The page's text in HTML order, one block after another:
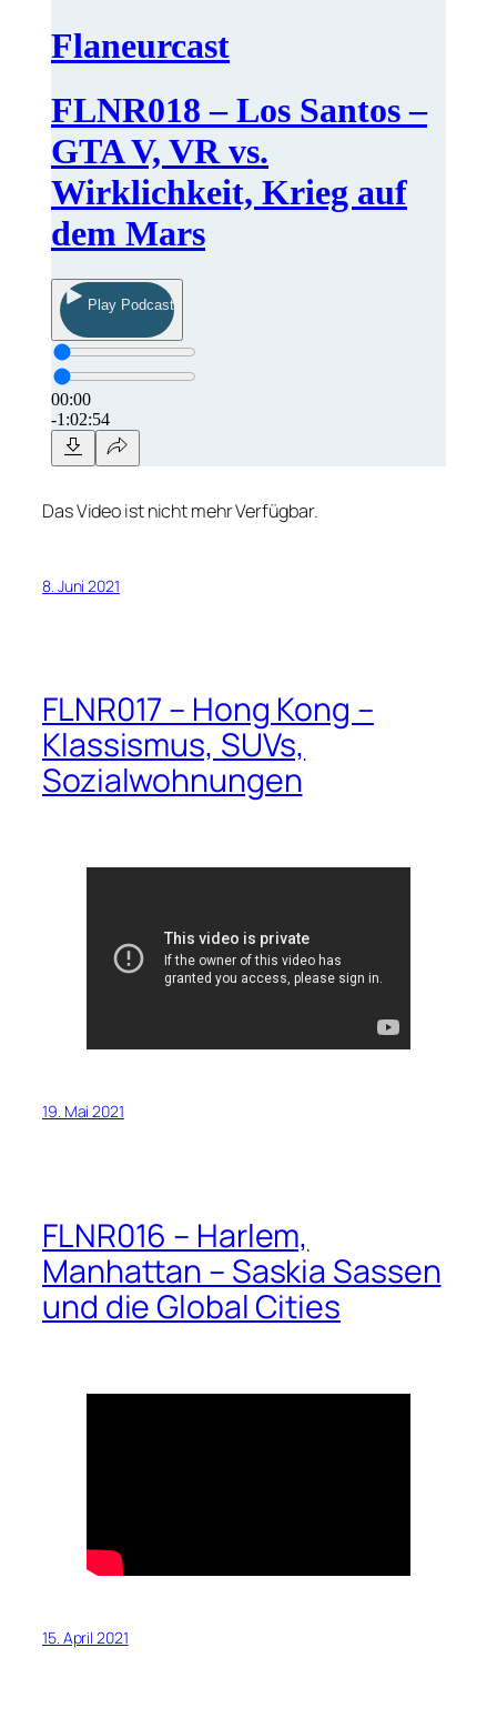
Das Video ist nicht mehr Verfügbar.
8. Juni 2021
FLNR017 – Hong Kong –
Klassismus, SUVs,
Sozialwohnungen
19. Mai 2021
FLNR016 – Harlem,
Manhattan – Saskia Sassen
und die Global Cities
15. April 2021